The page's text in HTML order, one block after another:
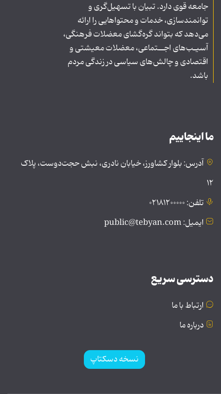
جامعه قوی دارد. تبیان با تسهیل‌گری و
توانمندسازی، خدمات و محتواهایی را ارائه
می‌دهد که بتواند گره‌گشای معضلات فرهنگی،
آسیـب‌های اجــتماعی، معضلات معیشتی و
اقتصادی و چالش‌های سیاسی در زندگی مردم
باشد.
ما اینجاییم
آدرس: بلوار کشاورز، خیابان نادری، نبش حجت‌دوست، پلاک
۱۲
تلفن: ۰۲۱۸۱۲۰۰۰۰۰
ایمیل: public@tebyan.com
دسترسی سریع
ارتباط با ما
درباره ما
نسخه دسکتاپ